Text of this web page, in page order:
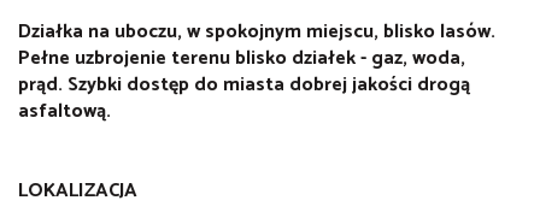
Działka na uboczu, w spokojnym miejscu, blisko lasów.
Pełne uzbrojenie terenu blisko działek - gaz, woda,
prąd. Szybki dostęp do miasta dobrej jakości drogą
asfaltową.
LOKALIZACJA